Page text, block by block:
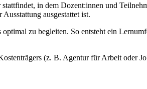
in dem Dozent:innen und
ausgestattet ist.
zu begleiten. So entsteht ein
(z. B. Agentur für Arbeit oder